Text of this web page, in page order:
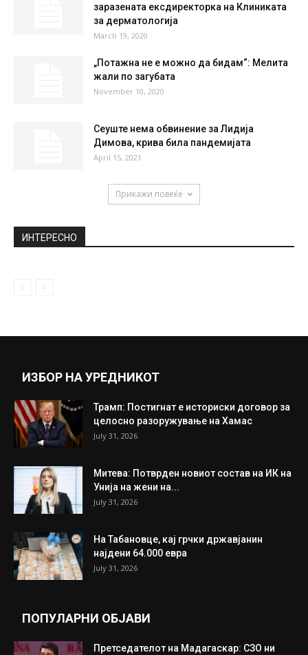
заразената ексдиректорка на Клиниката
за дерматологија
March 19, 2020
„Потажна не е можно да бидам“: Мелита
жали по загубата
November 10, 2020
Сеуште нема обвинение за Лидија
Димова, крива била пандемијата
April 15, 2021
Прикажи повеќе
ИНТЕРЕСНО
ИЗБОР НА УРЕДНИКОТ
Трамп: Постигнат е историски договор за
целосно разоружување на Хамас
July 31, 2026
Митева: Потврден новиот состав на ИК на
Унија на жени на...
July 31, 2026
На Табановце, кај грчки државјанин
најдени 64.000 евра
July 31, 2026
ПОПУЛАРНИ ОБЈАВИ
Претседателот на Мадагаскар: СЗО ни